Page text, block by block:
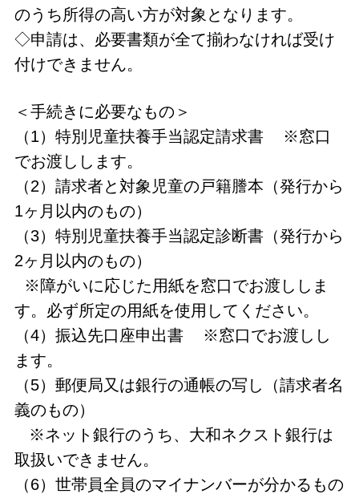
のうち所得の高い方が対象となります。
◇申請は、必要書類が全て揃わなければ受け
付けできません。
＜手続きに必要なもの＞
（1）特別児童扶養手当認定請求書 ※窓口
でお渡しします。
（2）請求者と対象児童の戸籍謄本（発行から
1ヶ月以内のもの）
（3）特別児童扶養手当認定診断書（発行から
2ヶ月以内のもの）
※障がいに応じた用紙を窓口でお渡ししま
す。必ず所定の用紙を使用してください。
（4）振込先口座申出書 ※窓口でお渡しし
ます。
（5）郵便局又は銀行の通帳の写し（請求者名
義のもの）
※ネット銀行のうち、大和ネクスト銀行は
取扱いできません。
（6）世帯員全員のマイナンバーが分かるもの